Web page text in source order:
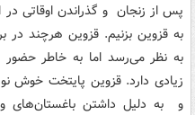
پس از زنجان و گذراندن اوقاتی
به قزوین بزنیم. قزوین هرچند در
به نظر می‌رسد اما به خاطر حضور
زیادی دارد. قزوین پایتخت خوش
و به دلیل داشتن باغستان‌های